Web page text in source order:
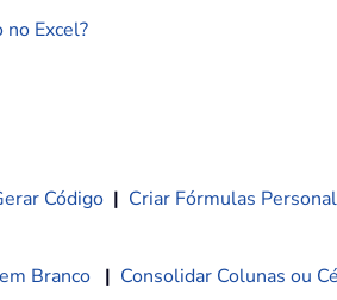
Excel?
Código | Criar Fórmulas
Branco | Consolidar Colunas ou